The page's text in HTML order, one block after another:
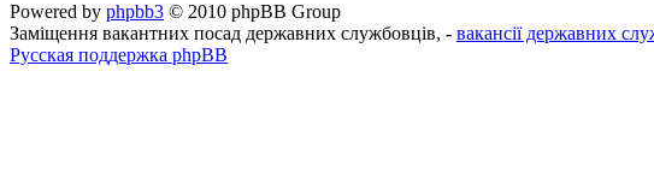
Powered by phpbb3 © 2010 phpBB Group
Заміщення вакантних посад державних службовців, - вакансії державних
Русская поддержка phpBB